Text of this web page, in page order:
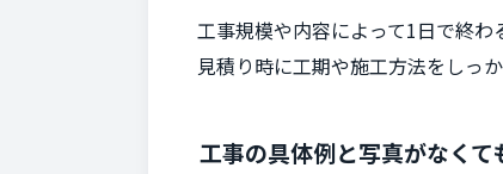
工事規模や内容によって1日で終わ
見積り時に工期や施工方法をしっ
工事の具体例と写真がなくて